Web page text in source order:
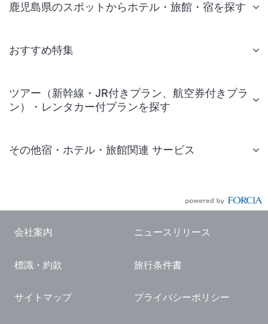
鹿児島県のスポットからホテル・旅館・宿を探す
おすすめ特集
ツアー（新幹線・JR付きプラン、航空券付きプラ
ン）・レンタカー付プランを探す
その他宿・ホテル・旅館関連 サービス
国内観光ガイド
旅行・観光情報
会社案内 ニュースリリース
標識・約款 旅行条件書
サイトマップ プライバシーポリシー